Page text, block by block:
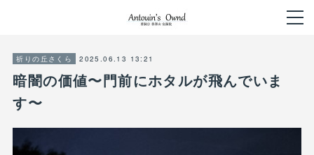
祈りの丘さくら 2025.06.13 13:21
暗闇の価値〜門前にホタルが飛んでいま
す〜